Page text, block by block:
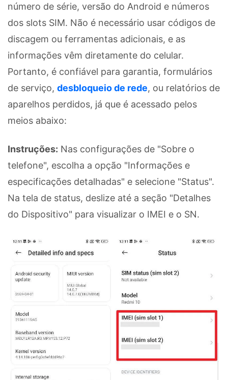
número de série, versão do Android e números
dos slots SIM. Não é necessário usar códigos de
discagem ou ferramentas adicionais, e as
informações vêm diretamente do celular.
Portanto, é confiável para garantia, formulários
de serviço, desbloqueio de rede, ou relatórios de
aparelhos perdidos, já que é acessado pelos
meios abaixo:
Instruções: Nas configurações de "Sobre o
telefone", escolha a opção "Informações e
especificações detalhadas" e selecione "Status".
Na tela de status, deslize até a seção "Detalhes
do Dispositivo" para visualizar o IMEI e o SN.